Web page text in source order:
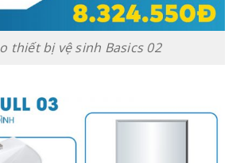
thiết bị vệ sinh Basics 02